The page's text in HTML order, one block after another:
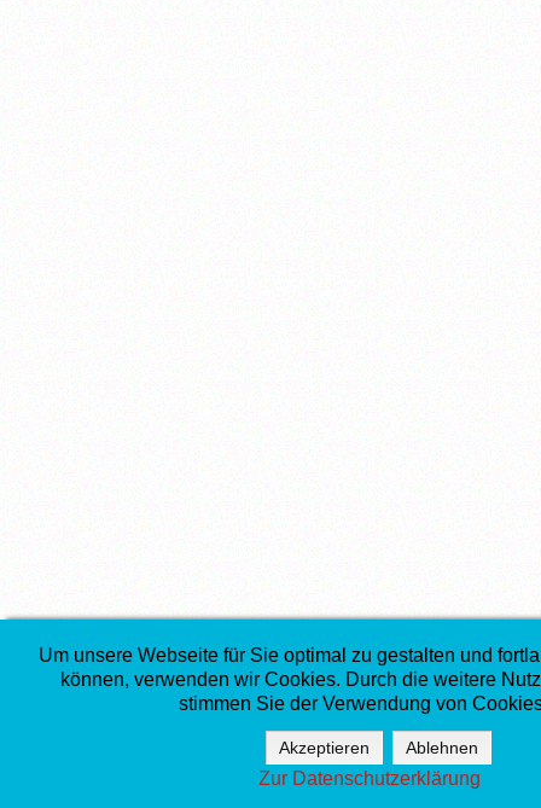
Um unsere Webseite für Sie optimal zu gestalten und
können, verwenden wir Cookies. Durch die weitere
stimmen Sie der Verwendung von
Akzeptieren Ablehnen
Zur Datenschutzerklärung